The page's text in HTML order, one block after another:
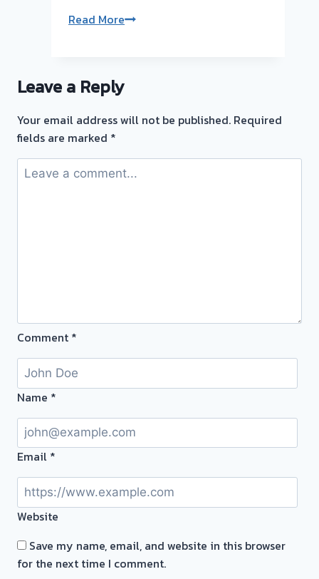
เวลา
เดียว
ต้อง
Read Moreรับ
ทอง
|
นนทบุรี
Leave a Reply
Your email address will not be published. Required
fields are marked *
Comment *
Name *
Email *
Website
Save my name, email, and website in this browser
for the next time I comment.